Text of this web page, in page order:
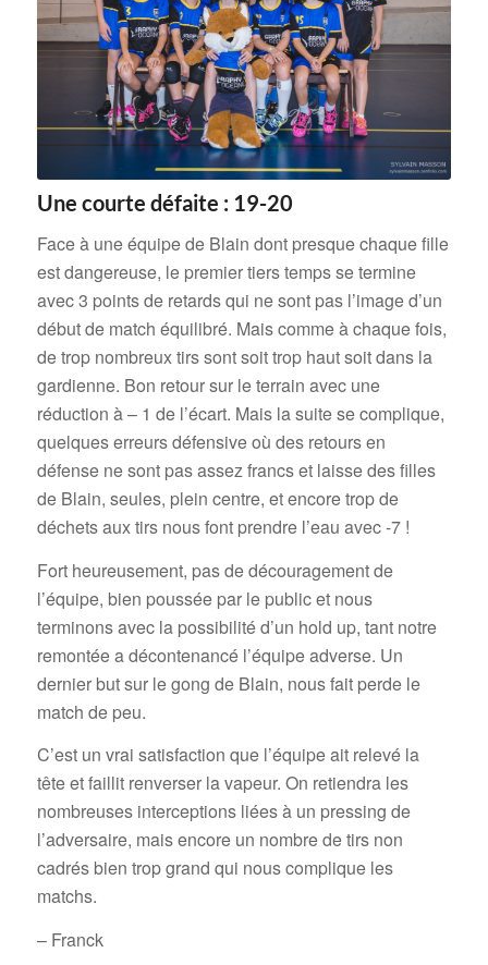
Une courte défaite : 19-20
Face à une équipe de Blain dont presque chaque fille
est dangereuse, le premier tiers temps se termine
avec 3 points de retards qui ne sont pas l’image d’un
début de match équilibré. Mais comme à chaque fois,
de trop nombreux tirs sont soit trop haut soit dans la
gardienne. Bon retour sur le terrain avec une
réduction à – 1 de l’écart. Mais la suite se complique,
quelques erreurs défensive où des retours en
défense ne sont pas assez francs et laisse des filles
de Blain, seules, plein centre, et encore trop de
déchets aux tirs nous font prendre l’eau avec -7 !
Fort heureusement, pas de découragement de
l’équipe, bien poussée par le public et nous
terminons avec la possibilité d’un hold up, tant notre
remontée a décontenancé l’équipe adverse. Un
dernier but sur le gong de Blain, nous fait perde le
match de peu.
C’est un vrai satisfaction que l’équipe ait relevé la
tête et faillit renverser la vapeur. On retiendra les
nombreuses interceptions liées à un pressing de
l’adversaire, mais encore un nombre de tirs non
cadrés bien trop grand qui nous complique les
matchs.
– Franck